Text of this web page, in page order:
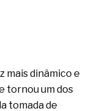
mais dinâmico e
tornou um dos
tomada de